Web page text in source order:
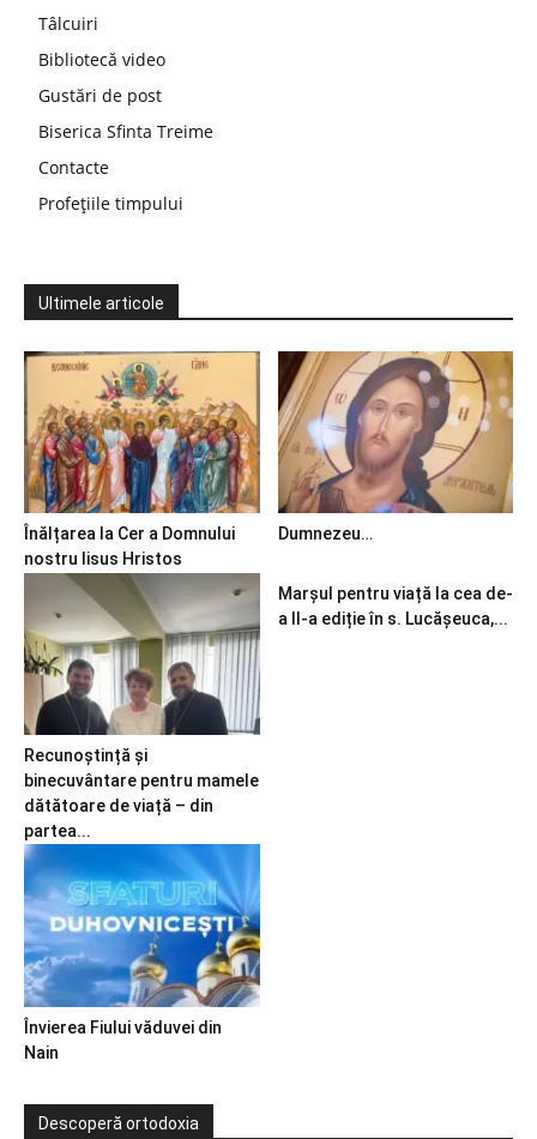
Tâlcuiri
Bibliotecă video
Gustări de post
Biserica Sfinta Treime
Contacte
Profețiile timpului
Ultimele articole
Înălțarea la Cer a Domnului
nostru Iisus Hristos
Dumnezeu…
Recunoștință și
binecuvântare pentru mamele
dătătoare de viață – din
partea...
Marșul pentru viață la cea de-
a II-a ediție în s. Lucășeuca,...
Învierea Fiului văduvei din
Nain
Descoperă ortodoxia